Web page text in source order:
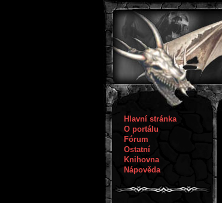
Hlavní stránka
O portálu
Fórum
Ostatní
Knihovna
Nápověda